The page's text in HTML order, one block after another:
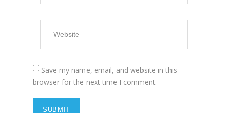
Save my name, email, and website in this
browser for the next time I comment.